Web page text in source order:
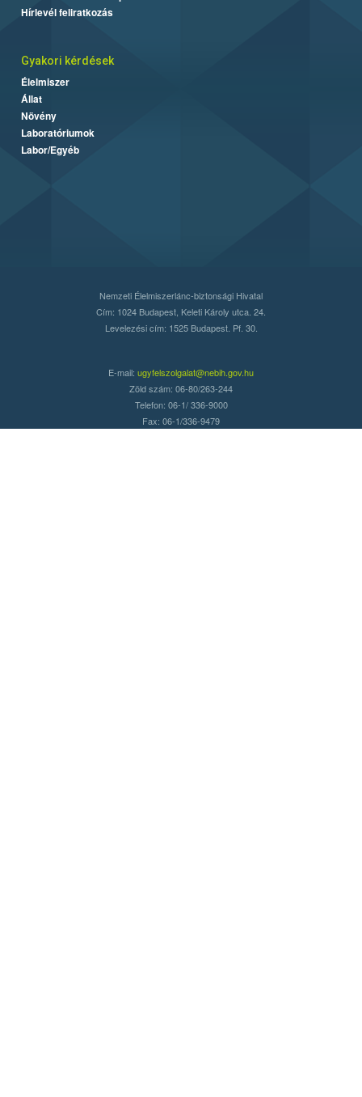
Hírlevél feliratkozás
Gyakori kérdések
Élelmiszer
Állat
Növény
Laboratóriumok
Labor/Egyéb
Nemzeti Élelmiszerlánc-biztonsági Hivatal
Cím: 1024 Budapest, Keleti Károly utca. 24.
Levelezési cím: 1525 Budapest. Pf. 30.
E-mail: ugyfelszolgalat@nebih.gov.hu
Zöld szám: 06-80/263-244
Telefon: 06-1/ 336-9000
Fax: 06-1/336-9479